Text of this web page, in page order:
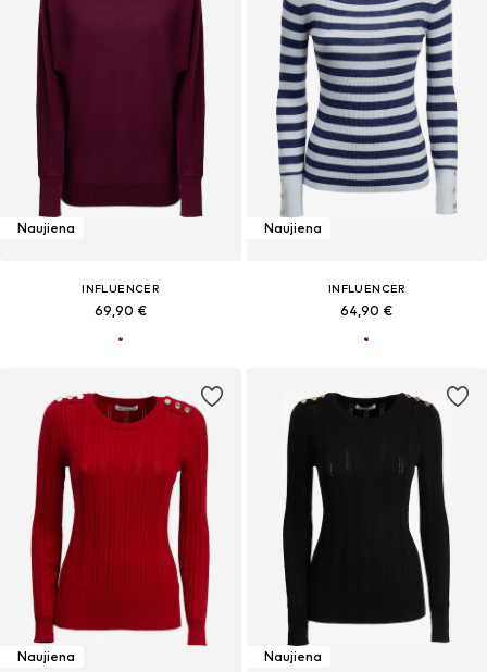
Naujiena
INFLUENCER
69,90 €
Naujiena
INFLUENCER
64,90 €
Naujiena Naujiena